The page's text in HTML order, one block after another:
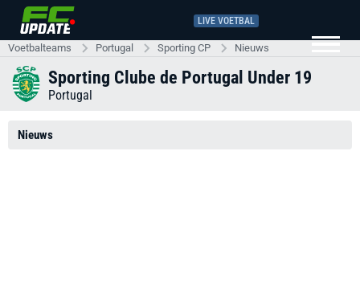
LIVE VOETBAL
Voetbalteams Portugal Sporting CP Nieuws
Sporting Clube de Portugal Under 19
Portugal
Nieuws